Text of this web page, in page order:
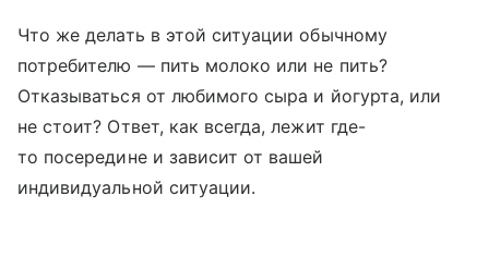
Что же делать в этой ситуации обычному
потребителю — пить молоко или не пить?
Отказываться от любимого сыра и йогурта, или
не стоит? Ответ, как всегда, лежит где-
то посередине и зависит от вашей
индивидуальной ситуации.